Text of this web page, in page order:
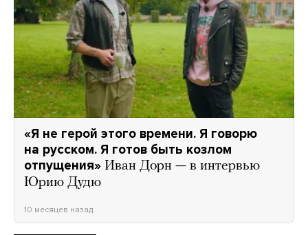
«Я не герой этого времени. Я говорю
на русском. Я готов быть козлом
отпущения» Иван Дорн — в интервью
Юрию Дудю
10 месяцев назад